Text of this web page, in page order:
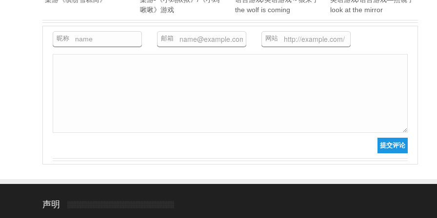
啾啾》游戏
the wolf is coming
look at the mirror
昵称 邮箱 网站
提交评论
声明